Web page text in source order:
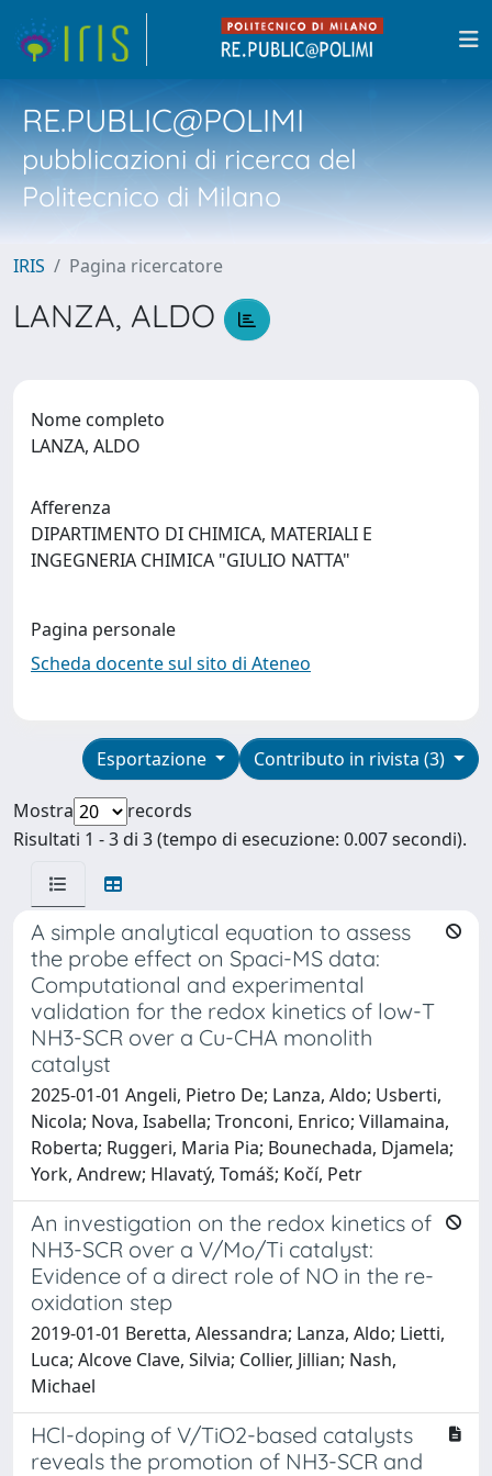
RE.PUBLIC@POLIMI
pubblicazioni di ricerca del
Politecnico di Milano
IRIS Pagina ricercatore
LANZA, ALDO
Nome completo
LANZA, ALDO
Afferenza
DIPARTIMENTO DI CHIMICA, MATERIALI E
INGEGNERIA CHIMICA "GIULIO NATTA"
Pagina personale
Scheda docente sul sito di Ateneo
Contributo in rivista (3)
Esportazione
Mostra
records
Risultati 1 - 3 di 3 (tempo di esecuzione: 0.007 secondi).
A simple analytical equation to assess
the probe effect on Spaci-MS data:
Computational and experimental
validation for the redox kinetics of low-T
NH3-SCR over a Cu-CHA monolith
catalyst
2025-01-01 Angeli, Pietro De; Lanza, Aldo; Usberti,
Nicola; Nova, Isabella; Tronconi, Enrico; Villamaina,
Roberta; Ruggeri, Maria Pia; Bounechada, Djamela;
York, Andrew; Hlavatý, Tomáš; Kočí, Petr
An investigation on the redox kinetics of
NH3-SCR over a V/Mo/Ti catalyst:
Evidence of a direct role of NO in the re-
oxidation step
2019-01-01 Beretta, Alessandra; Lanza, Aldo; Lietti,
Luca; Alcove Clave, Silvia; Collier, Jillian; Nash,
Michael
HCl-doping of V/TiO2-based catalysts
reveals the promotion of NH3-SCR and